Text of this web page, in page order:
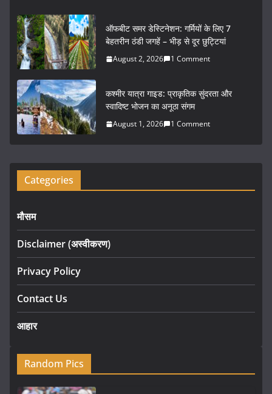
o
k
ऑफबीट समर डेस्टिनेशन: गर्मियों के लिए 7
बेहतरीन ठंडी जगहें – भीड़ से दूर छुट्टियां
August 2, 2026 1 Comment
कश्मीर यात्रा गाइड: प्राकृतिक सुंदरता और
स्वादिष्ट भोजन का अनूठा संगम
August 1, 2026 1 Comment
Categories
मौसम
Disclaimer (अस्वीकरण)
Privacy Policy
Contact Us
आहार
Random Pics